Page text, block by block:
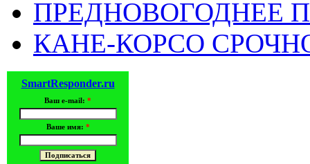
ПРЕДНОВОГОДНЕЕ
КАНЕ-КОРСО
SmartResponder.ru
Ваш e-mail: *
Ваше имя: *